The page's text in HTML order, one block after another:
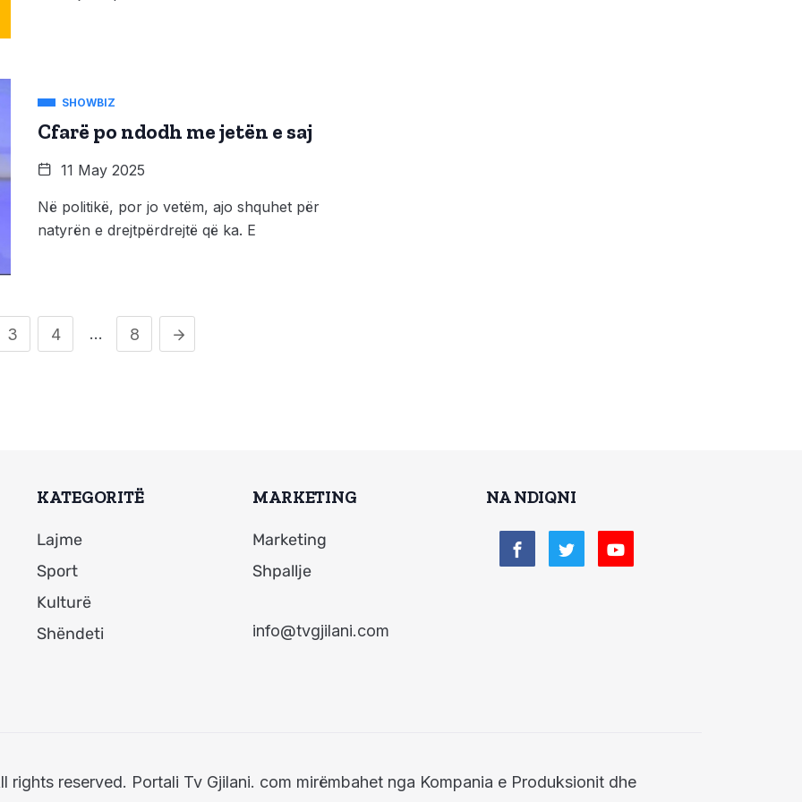
SHOWBIZ
Cfarë po ndodh me jetën e saj
11 May 2025
Në politikë, por jo vetëm, ajo shquhet për
natyrën e drejtpërdrejtë që ka. E
3 4 … 8
KATEGORITË
Lajme
Sport
Kulturë
Shëndeti
MARKETING
Marketing
Shpallje
info@tvgjilani.com
NA NDIQNI
reserved. Portali Tv Gjilani. com mirëmbahet nga Kompania e Produksionit dhe